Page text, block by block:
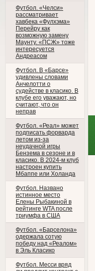
Футбол. «Челси»
рассматривает
хавбека «Фулхэма»
Перейру как
возможную замену
Маунту. «ПСЖ» тоже
интересуется
Андреасом
Футбол. В «Барсе»
удивлены словами
Анчелотти о
судействе в класико. В
клубе его уважают, но
считают, что он
неправ
Футбол. «Реал» может
подписать форварда
летом из-за
неудачной игры
Бензема в сезоне и в
класико. В 2024-м клуб
настроен купить
Мбаппе или Холанда
Футбол. Названо
истинное место
Елены Рыбакиной в
рейтинге WTA после
триумфа в США
Футбол. «Барселона»
одержала сотую
победу над «Реалом»
в Эль Класико
Футбол. Месси вряд